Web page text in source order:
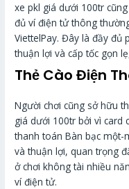
xe pkl giá dưới 100tr
đủ ví điện tử thông
ViettelPay. Đây là đầy đủ
thuận lợi và cấp tốc gọn
Thẻ Cào Điện
Người chơi cũng sở hữu
giá dưới 100tr bởi vì card
thanh toán Bàn bạc một-
và thuận lợi, quan trọng
ở chơi không tài nhiều
ví điện tử.